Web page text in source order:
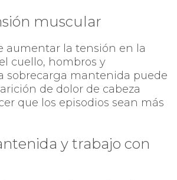
muscular
aumentar la tensión en la
cuello, hombros y
sobrecarga mantenida puede
de dolor de cabeza
que los episodios sean más
y trabajo con